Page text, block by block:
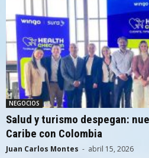
NEGOCIOS
Salud y turismo despegan:
Caribe con Colombia
Juan Carlos Montes - abril 15, 2026